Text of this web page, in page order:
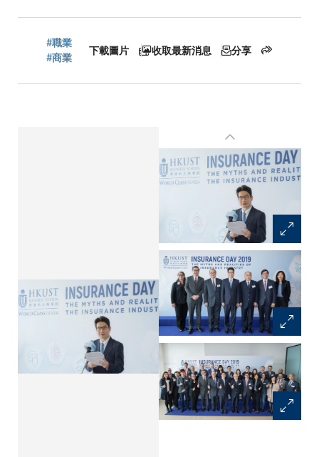
航
連
#職業
#商業
下載圖片 收取最新消息 分享